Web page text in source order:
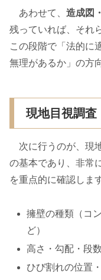
あわせて、 造成図
残っていれば、それ
この段階で「法的に
無理があるか」の方
現地目視調査
次に行うのが、現
の基本であり、非常
を重点的に確認しま
擁壁の種類（コ
ど）
高さ・勾配・段
ひび割れの位置